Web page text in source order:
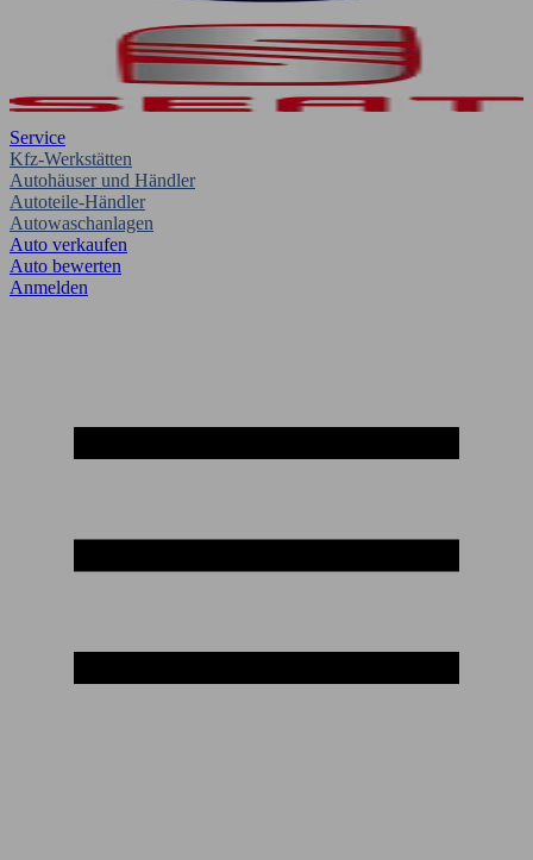
Service
Kfz-Werkstätten
Autohäuser und Händler
Autoteile-Händler
Autowaschanlagen
Auto verkaufen
Auto bewerten
Anmelden